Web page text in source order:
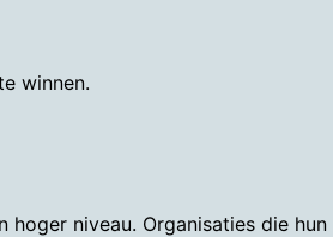
winnen.
niveau. Organisaties die